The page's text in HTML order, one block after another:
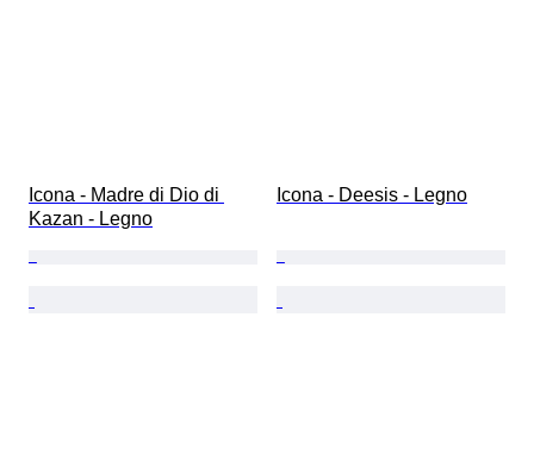
Icona - Madre di Dio di
Kazan - Legno
Icona - Deesis - Legno